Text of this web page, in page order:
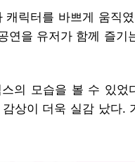
릭터를 바쁘게 움직
연을 유저가 함께 즐기
의 모습을 볼 수 있었
상이 더욱 실감 났다.